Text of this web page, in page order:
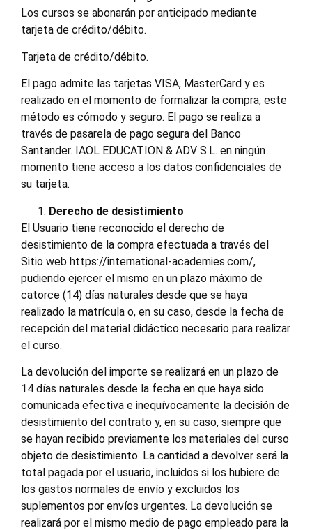
Los cursos se abonarán por anticipado mediante
tarjeta de crédito/débito.
Tarjeta de crédito/débito.
El pago admite las tarjetas VISA, MasterCard y es
realizado en el momento de formalizar la compra, este
método es cómodo y seguro. El pago se realiza a
través de pasarela de pago segura del Banco
Santander. IAOL EDUCATION & ADV S.L. en ningún
momento tiene acceso a los datos confidenciales de
su tarjeta.
Derecho de desistimiento
El Usuario tiene reconocido el derecho de
desistimiento de la compra efectuada a través del
Sitio web https://international-academies.com/,
pudiendo ejercer el mismo en un plazo máximo de
catorce (14) días naturales desde que se haya
realizado la matrícula o, en su caso, desde la fecha de
recepción del material didáctico necesario para realizar
el curso.
La devolución del importe se realizará en un plazo de
14 días naturales desde la fecha en que haya sido
comunicada efectiva e inequívocamente la decisión de
desistimiento del contrato y, en su caso, siempre que
se hayan recibido previamente los materiales del curso
objeto de desistimiento. La cantidad a devolver será la
total pagada por el usuario, incluidos si los hubiere de
los gastos normales de envío y excluidos los
suplementos por envíos urgentes. La devolución se
realizará por el mismo medio de pago empleado para la